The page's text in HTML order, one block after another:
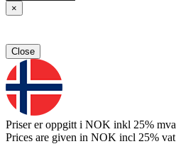
×
Close
Priser er oppgitt i NOK inkl 25% mva
Prices are given in NOK incl 25% vat